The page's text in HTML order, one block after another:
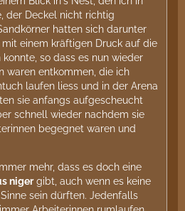
der Deckel nicht richtig
hatten sich darunter
einem kräftigen Druck auf die
so dass es nun wieder
waren entkommen, die ich
laufen liess und in der Arena
sie anfangs aufgescheucht
schnell wieder nachdem sie
begegnet waren und
mehr, dass es doch eine
nigergibt, auch wenn es keine
sein dürften. Jedenfalls